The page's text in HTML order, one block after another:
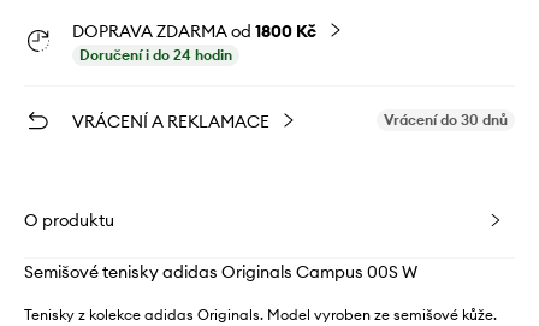
DOPRAVA ZDARMA od 1800 Kč
Doručení i do 24 hodin
VRÁCENÍ A REKLAMACE Vrácení do 30 dnů
O produktu
Semišové tenisky adidas Originals Campus 00S W
Tenisky z kolekce adidas Originals. Model vyroben ze semišové kůže.